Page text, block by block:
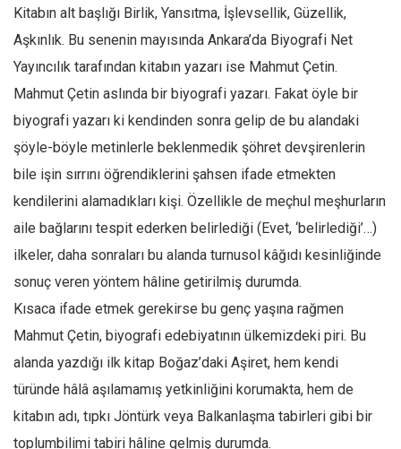
Kitabın alt başlığı Birlik, Yansıtma, İşlevsellik, Güzellik,
Aşkınlık. Bu senenin mayısında Ankara’da Biyografi Net
Yayıncılık tarafından kitabın yazarı ise Mahmut Çetin.
Mahmut Çetin aslında bir biyografi yazarı. Fakat öyle bir
biyografi yazarı ki kendinden sonra gelip de bu alandaki
şöyle-böyle metinlerle beklenmedik şöhret devşirenlerin
bile işin sırrını öğrendiklerini şahsen ifade etmekten
kendilerini alamadıkları kişi. Özellikle de meçhul meşhurların
aile bağlarını tespit ederken belirlediği (Evet, ‘belirlediği’…)
ilkeler, daha sonraları bu alanda turnusol kâğıdı kesinliğinde
sonuç veren yöntem hâline getirilmiş durumda.
Kısaca ifade etmek gerekirse bu genç yaşına rağmen
Mahmut Çetin, biyografi edebiyatının ülkemizdeki piri. Bu
alanda yazdığı ilk kitap Boğaz’daki Aşiret, hem kendi
türünde hâlâ aşılamamış yetkinliğini korumakta, hem de
kitabın adı, tıpkı Jöntürk veya Balkanlaşma tabirleri gibi bir
toplumbilimi tabiri hâline gelmiş durumda.